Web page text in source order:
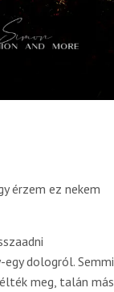
érzem ez nekem
dologról. Semmi
meg, talán más